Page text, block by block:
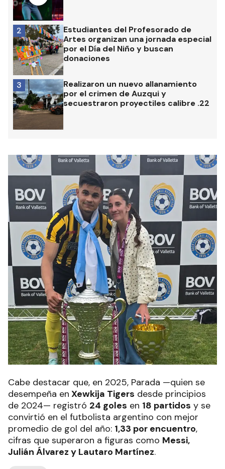
Estudiantes del Profesorado de
Artes organizan una jornada especial
por el Día del Niño y buscan
donaciones
2
Realizaron un nuevo allanamiento
por el crimen de Auzqui y
secuestraron proyectiles calibre .22
3
Cabe destacar que, en 2025, Parada —quien se
desempeña en Xewkija Tigers desde principios
de 2024— registró 24 goles en 18 partidos y se
convirtió en el futbolista argentino con mejor
promedio de gol del año: 1,33 por encuentro,
cifras que superaron a figuras como Messi,
Julián Álvarez y Lautaro Martínez.